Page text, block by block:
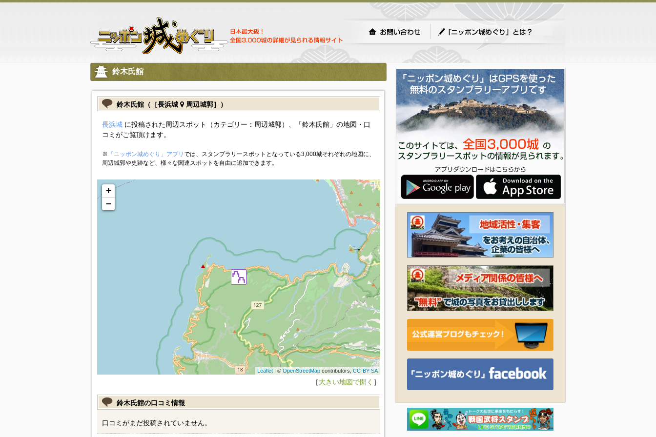
鈴木氏館
鈴木氏館（［長浜城 周辺城郭］）
長浜城に投稿された周辺スポット（カテゴリー：周辺城郭）、「鈴木氏館」の地図・口
コミがご覧頂けます。
※ 「ニッポン城めぐり」アプリ では、スタンプラリースポットとなっている3,000城それぞれの地図に、
周辺城郭や史跡など、様々な関連スポットを自由に追加できます。
+
−
Leaflet| ©OpenStreetMapcontributors, CC-BY-SA
［大きい地図で開く ］
鈴木氏館の口コミ情報
口コミがまだ投稿されていません。